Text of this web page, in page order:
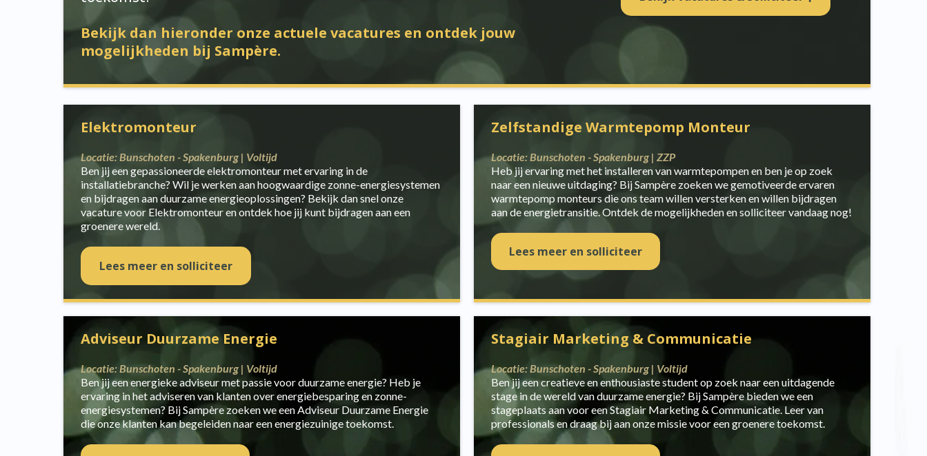
Bekijk dan hieronder onze actuele vacatures en ontdek jouw
mogelijkheden bij Sampère.
Elektromonteur
Locatie: Bunschoten - Spakenburg | Voltijd
Ben jij een gepassioneerde elektromonteur met ervaring in de
installatiebranche? Wil je werken aan hoogwaardige zonne-energiesystemen
en bijdragen aan duurzame energieoplossingen? Bekijk dan snel onze
vacature voor Elektromonteur en ontdek hoe jij kunt bijdragen aan een
groenere wereld.
Lees meer en solliciteer
Zelfstandige Warmtepomp Monteur
Locatie: Bunschoten - Spakenburg | ZZP
Heb jij ervaring met het installeren van warmtepompen en ben je op zoek
naar een nieuwe uitdaging? Bij Sampère zoeken we gemotiveerde ervaren
warmtepomp monteurs die ons team willen versterken en willen bijdragen
aan de energietransitie. Ontdek de mogelijkheden en solliciteer vandaag nog!
Lees meer en solliciteer
Adviseur Duurzame Energie
Locatie: Bunschoten - Spakenburg | Voltijd
Ben jij een energieke adviseur met passie voor duurzame energie? Heb je
ervaring in het adviseren van klanten over energiebesparing en zonne-
energiesystemen? Bij Sampère zoeken we een Adviseur Duurzame Energie
die onze klanten kan begeleiden naar een energiezuinige toekomst.
Stagiair Marketing & Communicatie
Locatie: Bunschoten - Spakenburg | Voltijd
Ben jij een creatieve en enthousiaste student op zoek naar een uitdagende
stage in de wereld van duurzame energie? Bij Sampère bieden we een
stageplaats aan voor een Stagiair Marketing & Communicatie. Leer van
professionals en draag bij aan onze missie voor een groenere toekomst.